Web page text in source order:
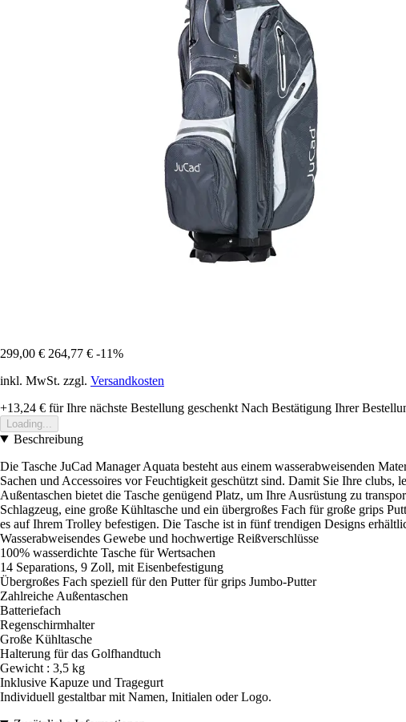
299,00 € 264,77 € -11%
inkl. MwSt. zzgl. Versandkosten
+13,24 € für Ihre nächste Bestellung geschenkt Nach Bestätigung Ihrer
Loading...
Beschreibung
Die Tasche JuCad Manager Aquata besteht aus einem wasserabweisenden
Sachen und Accessoires vor Feuchtigkeit geschützt sind. Damit Sie Ihre
Außentaschen bietet die Tasche genügend Platz, um Ihre Ausrüstung zu
Schlagzeug, eine große Kühltasche und ein übergroßes Fach für große grips
es auf Ihrem Trolley befestigen. Die Tasche ist in fünf trendigen Designs
Wasserabweisendes Gewebe und hochwertige Reißverschlüsse
100% wasserdichte Tasche für Wertsachen
14 Separations, 9 Zoll, mit Eisenbefestigung
Übergroßes Fach speziell für den Putter für grips Jumbo-Putter
Zahlreiche Außentaschen
Batteriefach
Regenschirmhalter
Große Kühltasche
Halterung für das Golfhandtuch
Gewicht : 3,5 kg
Inklusive Kapuze und Tragegurt
Individuell gestaltbar mit Namen, Initialen oder Logo.